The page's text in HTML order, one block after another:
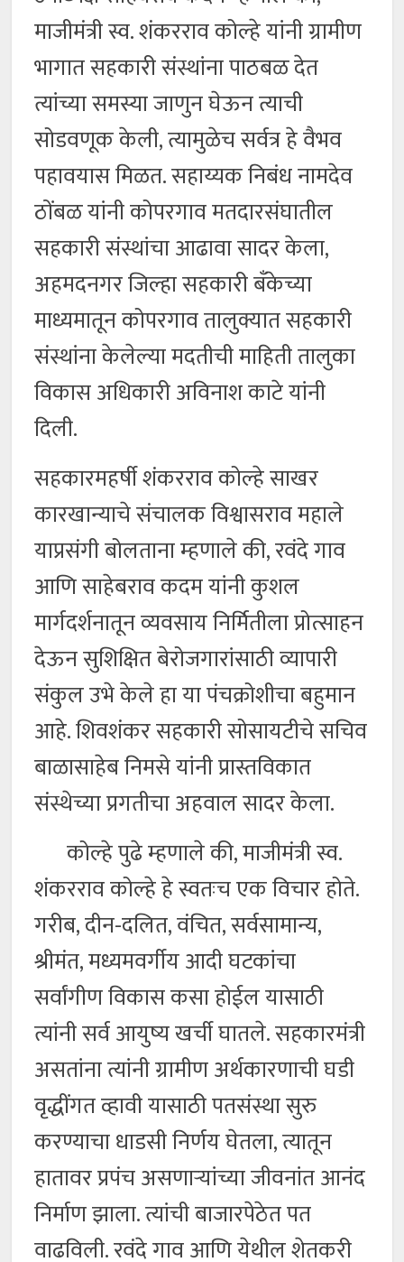
माजीमंत्री स्व. शंकरराव कोल्हे यांनी ग्रामीण
भागात सहकारी संस्थांना पाठबळ देत
त्यांच्या समस्या जाणुन घेऊन त्याची
सोडवणूक केली, त्यामुळेच सर्वत्र हे वैभव
पहावयास मिळत. सहाय्यक निबंध नामदेव
ठोंबळ यांनी कोपरगाव मतदारसंघातील
सहकारी संस्थांचा आढावा सादर केला,
अहमदनगर जिल्हा सहकारी बँकेच्या
माध्यमातून कोपरगाव तालुक्यात सहकारी
संस्थांना केलेल्या मदतीची माहिती तालुका
विकास अधिकारी अविनाश काटे यांनी
दिली.
सहकारमहर्षी शंकरराव कोल्हे साखर
कारखान्याचे संचालक विश्वासराव महाले
याप्रसंगी बोलताना म्हणाले की, रवंदे गाव
आणि साहेबराव कदम यांनी कुशल
मार्गदर्शनातून व्यवसाय निर्मितीला प्रोत्साहन
देऊन सुशिक्षित बेरोजगारांसाठी व्यापारी
संकुल उभे केले हा या पंचक्रोशीचा बहुमान
आहे. शिवशंकर सहकारी सोसायटीचे सचिव
बाळासाहेब निमसे यांनी प्रास्तविकात
संस्थेच्या प्रगतीचा अहवाल सादर केला.
कोल्हे पुढे म्हणाले की, माजीमंत्री स्व.
शंकरराव कोल्हे हे स्वतःच एक विचार होते.
गरीब, दीन-दलित, वंचित, सर्वसामान्य,
श्रीमंत, मध्यमवर्गीय आदी घटकांचा
सर्वांगीण विकास कसा होईल यासाठी
त्यांनी सर्व आयुष्य खर्ची घातले. सहकारमंत्री
असतांना त्यांनी ग्रामीण अर्थकारणाची घडी
वृद्धींगत व्हावी यासाठी पतसंस्था सुरु
करण्याचा धाडसी निर्णय घेतला, त्यातून
हातावर प्रपंच असणाऱ्यांच्या जीवनांत आनंद
निर्माण झाला. त्यांची बाजारपेठेत पत
वाढविली. रवंदे गाव आणि येथील शेतकरी